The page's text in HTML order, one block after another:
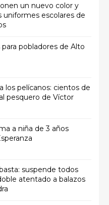
un nuevo color y
uniformes escolares de
pobladores de Alto
los pelícanos: cientos de
pesquero de Víctor
a niña de 3 años
suspende todos
atentado a balazos